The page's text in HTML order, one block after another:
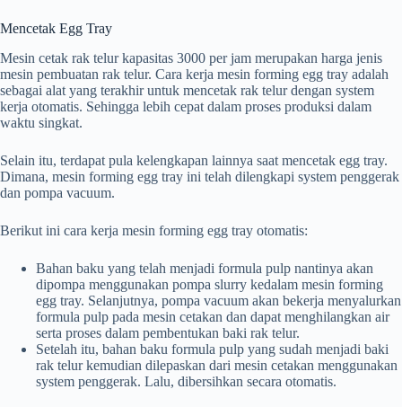
Mencetak Egg Tray
Mesin cetak rak telur kapasitas 3000 per jam merupakan harga jenis
mesin pembuatan rak telur. Cara kerja mesin forming egg tray adalah
sebagai alat yang terakhir untuk mencetak rak telur dengan system
kerja otomatis. Sehingga lebih cepat dalam proses produksi dalam
waktu singkat.
Selain itu, terdapat pula kelengkapan lainnya saat mencetak egg tray.
Dimana, mesin forming egg tray ini telah dilengkapi system penggerak
dan pompa vacuum.
Berikut ini cara kerja mesin forming egg tray otomatis:
Bahan baku yang telah menjadi formula pulp nantinya akan
dipompa menggunakan pompa slurry kedalam mesin forming
egg tray. Selanjutnya, pompa vacuum akan bekerja menyalurkan
formula pulp pada mesin cetakan dan dapat menghilangkan air
serta proses dalam pembentukan baki rak telur.
Setelah itu, bahan baku formula pulp yang sudah menjadi baki
rak telur kemudian dilepaskan dari mesin cetakan menggunakan
system penggerak. Lalu, dibersihkan secara otomatis.